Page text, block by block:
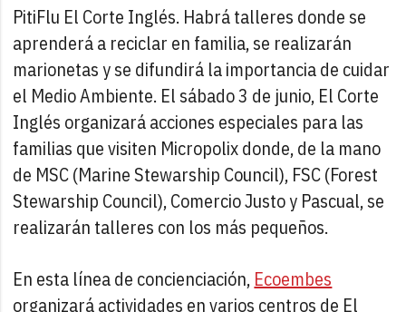
PitiFlu El Corte Inglés. Habrá talleres donde se
aprenderá a reciclar en familia, se realizarán
marionetas y se difundirá la importancia de cuidar
el Medio Ambiente. El sábado 3 de junio, El Corte
Inglés organizará acciones especiales para las
familias que visiten Micropolix donde, de la mano
de MSC (Marine Stewarship Council), FSC (Forest
Stewarship Council), Comercio Justo y Pascual, se
realizarán talleres con los más pequeños.
En esta línea de concienciación, Ecoembes
organizará actividades en varios centros de El